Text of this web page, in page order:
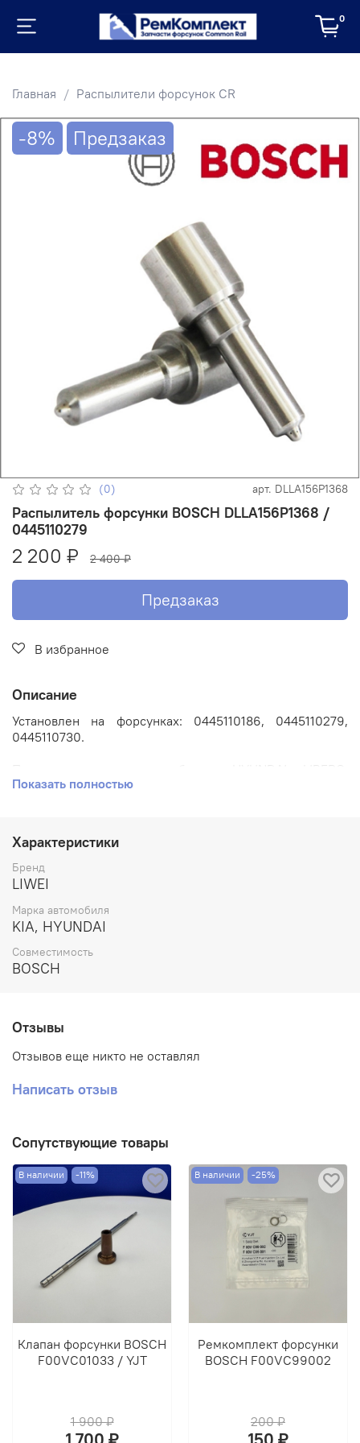
0
Главная Распылители форсунок CR
-8% Предзаказ
(0) арт. DLLA156P1368
Распылитель форсунки BOSCH DLLA156P1368 /
0445110279
2 200 ₽ 2 400 ₽
Предзаказ
В избранное
Описание
Установлен на форсунках: 0445110186, 0445110279,
0445110730.
STAREX, H-1, SATELLITE // KIA SORENTO с двигателем
Артикул: DLLA156P1368.
Номера аналогов: 0433171848, FZB1728FE, FZB1728LW,
FZB1728LZ, FZB1728MT, FZB1728WY.
Производитель: LIWEI.
Показать полностью
Характеристики
Бренд
LIWEI
Марка автомобиля
KIA, HYUNDAI
Совместимость
BOSCH
Отзывы
Отзывов еще никто не оставлял
Написать отзыв
Сопутствующие товары
В наличии -11%
Клапан форсунки BOSCH
F00VC01033 / YJT
1 900 ₽
В наличии -25%
Ремкомплект форсунки
BOSCH F00VC99002
200 ₽